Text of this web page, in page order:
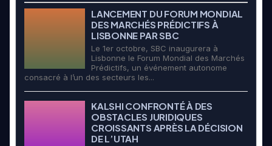
LANCEMENT DU FORUM MONDIAL
DES MARCHÉS PRÉDICTIFS À
LISBONNE PAR SBC
Le 1er octobre, SBC inaugurera à
Lisbonne le Forum Mondial des Marchés
Prédictifs, un événement autonome
consacré à l’un des secteurs les...
KALSHI CONFRONTÉ À DES
OBSTACLES JURIDIQUES
CROISSANTS APRÈS LA DÉCISION
DE L’UTAH